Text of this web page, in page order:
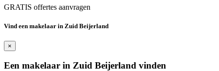
GRATIS offertes aanvragen
Vind een makelaar in Zuid Beijerland
×
Een makelaar in Zuid Beijerland vinden